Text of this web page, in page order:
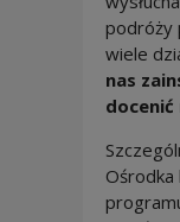
podróży
wiele
nas
docenić